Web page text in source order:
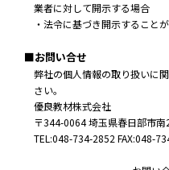
業者に対して開示する場合
・法令に基づき開示すること
■お問い合せ
弊社の個人情報の取り扱いに
さい。
優良教材株式会社
〒344-0064 埼玉県春日部市南
TEL:048-734-2852 FAX:048-